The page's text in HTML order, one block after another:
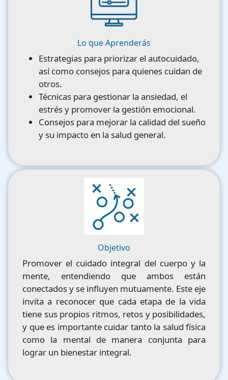
Lo que Aprenderás
Estrategias para priorizar el autocuidado,
así como consejos para quienes cuidan de
otros.
Técnicas para gestionar la ansiedad, el
estrés y promover la gestión emocional.
Consejos para mejorar la calidad del sueño
y su impacto en la salud general.
Objetivo
Promover el cuidado integral del cuerpo y la
mente, entendiendo que ambos están
conectados y se influyen mutuamente. Este eje
invita a reconocer que cada etapa de la vida
tiene sus propios ritmos, retos y posibilidades,
y que es importante cuidar tanto la salud física
como la mental de manera conjunta para
lograr un bienestar integral.